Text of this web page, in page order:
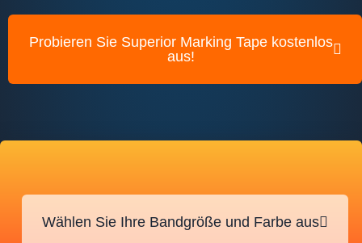
Probieren Sie Superior Marking Tape kostenlos
aus!
Wählen Sie Ihre Bandgröße und Farbe aus